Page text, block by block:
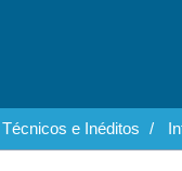
e Inéditos